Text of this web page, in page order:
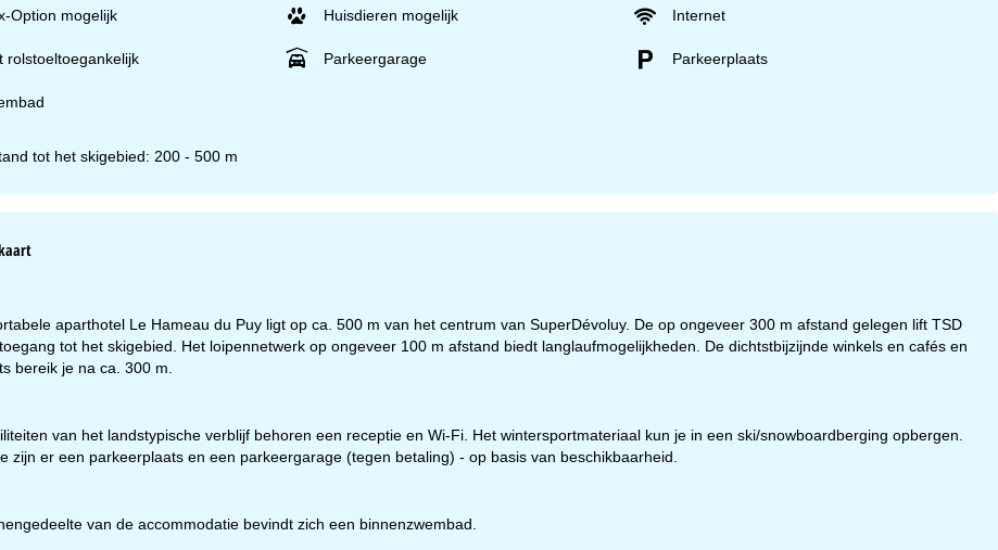
Option mogelijk Huisdieren mogelijk Internet
rolstoeltoegankelijk Parkeergarage Parkeerplaats
tot het skigebied: 200 - 500 m
aparthotel Le Hameau du Puy ligt op ca. 500 m van het centrum van SuperDévoluy. De op ongeveer 300 m afstand gelegen lift TSD
tot het skigebied. Het loipennetwerk op ongeveer 100 m afstand biedt langlaufmogelijkheden. De dichtstbijzijnde winkels en cafés en
bereik je na ca. 300 m.
van het landstypische verblijf behoren een receptie en Wi-Fi. Het wintersportmateriaal kun je in een ski/snowboardberging opbergen.
zijn er een parkeerplaats en een parkeergarage (tegen betaling) - op basis van beschikbaarheid.
van de accommodatie bevindt zich een binnenzwembad.